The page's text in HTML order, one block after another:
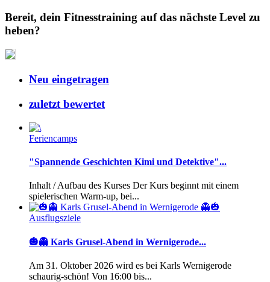
Bereit, dein Fitnesstraining auf das nächste Level zu
heben?
Neu eingetragen
zuletzt bewertet
Feriencamps
"Spannende Geschichten Kimi und Detektive"...
Inhalt / Aufbau des Kurses Der Kurs beginnt mit einem
spielerischen Warm-up, bei...
Ausflugsziele
🎃👻 Karls Grusel-Abend in Wernigerode...
Am 31. Oktober 2026 wird es bei Karls Wernigerode
schaurig-schön! Von 16:00 bis...